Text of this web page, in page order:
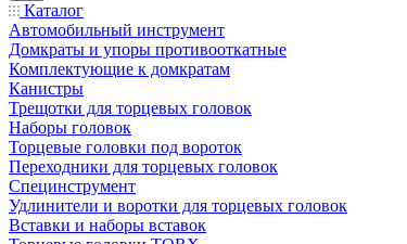
Каталог
Автомобильный инструмент
Домкраты и упоры противооткатные
Комплектующие к домкратам
Канистры
Трещотки для торцевых головок
Наборы головок
Торцевые головки под вороток
Переходники для торцевых головок
Специнструмент
Удлинители и воротки для торцевых головок
Вставки и наборы вставок